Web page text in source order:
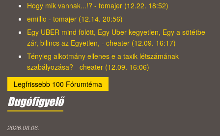
Hogy mik vannak...!? - tomajer (12.22. 18:52)
emillio - tomajer (12.14. 20:56)
Egy UBER mind fölött, Egy Uber kegyetlen, Egy a sötétbe
zár, bilincs az Egyetlen, - cheater (12.09. 16:17)
Tényleg alkotmány ellenes e a taxik létszámának
szabályozása? - cheater (12.09. 16:06)
Legfrissebb 100 Fórumtéma
Dugófigyelő
2026.08.06.